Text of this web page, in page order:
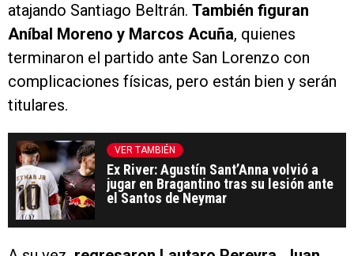
atajando Santiago Beltrán. También figuran
Aníbal Moreno y Marcos Acuña, quienes
terminaron el partido ante San Lorenzo con
complicaciones físicas, pero están bien y serán
titulares.
VER TAMBIÉN
Ex River: Agustín Sant’Anna volvió a
jugar en Bragantino tras su lesión ante
el Santos de Neymar